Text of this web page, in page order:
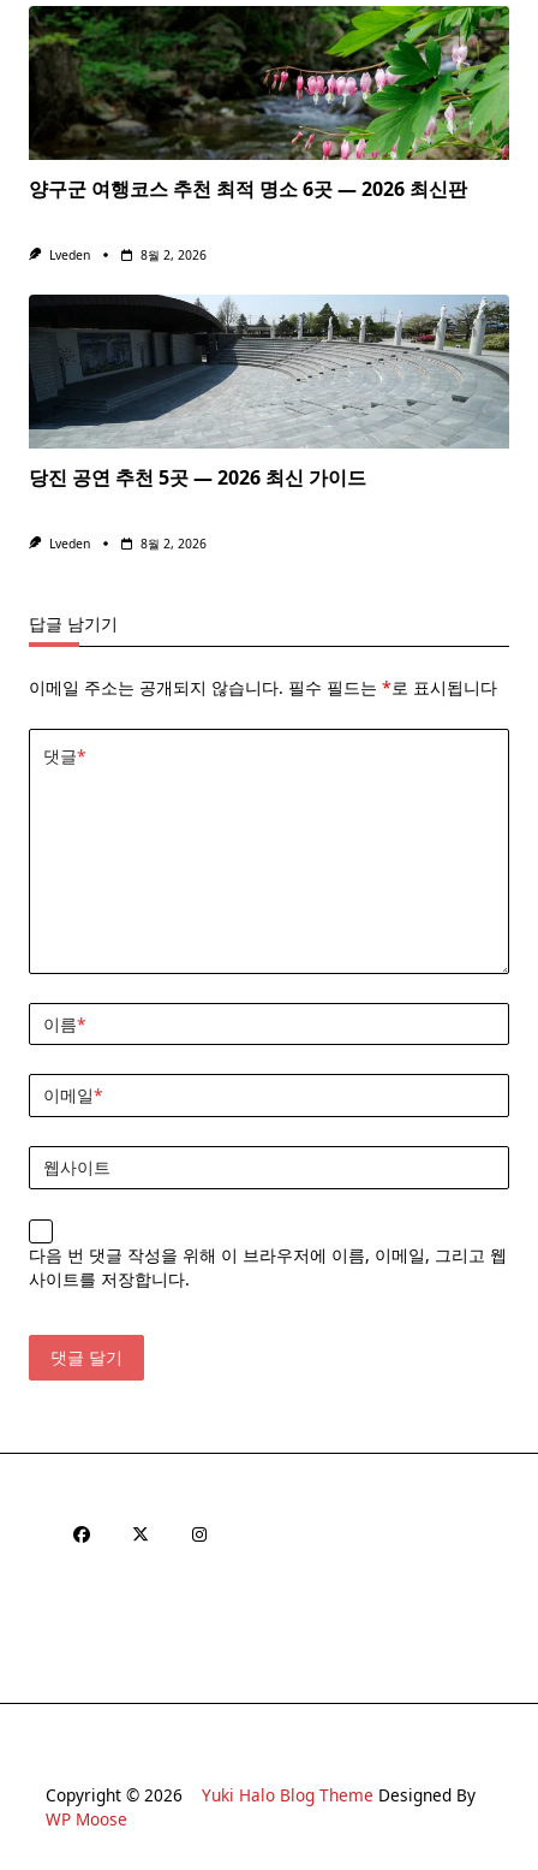
양구군 여행코스 추천 최적 명소 6곳 — 2026 최신판
Lveden 8월 2, 2026
당진 공연 추천 5곳 — 2026 최신 가이드
Lveden 8월 2, 2026
답글 남기기
이메일 주소는 공개되지 않습니다. 필수 필드는 *로 표시됩니다
댓글*
이름*
이메일*
웹사이트
다음 번 댓글 작성을 위해 이 브라우저에 이름, 이메일, 그리고 웹
사이트를 저장합니다.
Copyright © 2026 Yuki Halo Blog Theme Designed By
WP Moose